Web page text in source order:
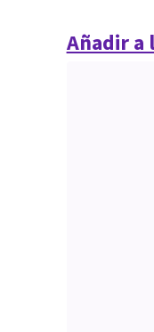
Añadir a